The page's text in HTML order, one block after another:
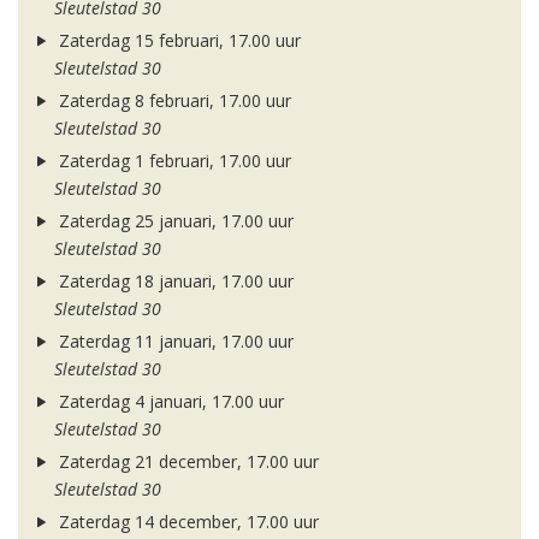
Sleutelstad 30
Zaterdag 15 februari, 17.00 uur
Sleutelstad 30
Zaterdag 8 februari, 17.00 uur
Sleutelstad 30
Zaterdag 1 februari, 17.00 uur
Sleutelstad 30
Zaterdag 25 januari, 17.00 uur
Sleutelstad 30
Zaterdag 18 januari, 17.00 uur
Sleutelstad 30
Zaterdag 11 januari, 17.00 uur
Sleutelstad 30
Zaterdag 4 januari, 17.00 uur
Sleutelstad 30
Zaterdag 21 december, 17.00 uur
Sleutelstad 30
Zaterdag 14 december, 17.00 uur